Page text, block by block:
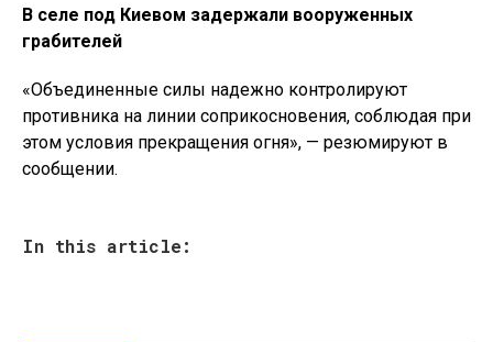
В селе под Киевом задержали вооруженных
грабителей
«Объединенные силы надежно контролируют
противника на линии соприкосновения, соблюдая при
этом условия прекращения огня», — резюмируют в
сообщении.
In this article: